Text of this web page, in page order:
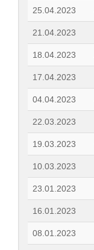
25.04.2023
21.04.2023
18.04.2023
17.04.2023
04.04.2023
22.03.2023
19.03.2023
10.03.2023
23.01.2023
16.01.2023
08.01.2023